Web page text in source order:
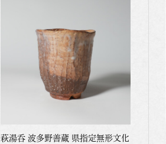
萩湯呑 波多野善蔵 県指定無形文化